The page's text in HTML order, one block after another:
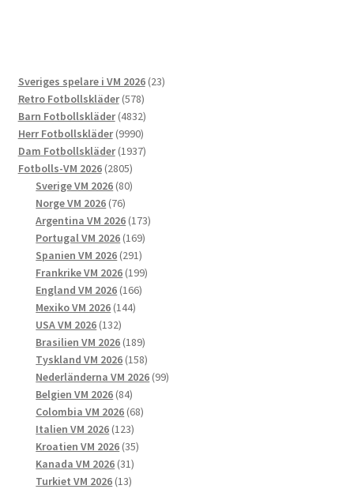
Sveriges spelare i VM 2026 2323
Retro Fotbollskläder 578578
produkter
Barn Fotbollskläder 48324832
produkter
Herr Fotbollskläder 99909990
produkter
Dam Fotbollskläder 19371937
Fotbolls-VM 2026 28052805
produkter
Sverige VM 2026 8080
Norge VM 2026 7676
produkter
Argentina VM 2026 173173
Portugal VM 2026 169169
Spanien VM 2026 291291
produkter
Frankrike VM 2026 199199
England VM 2026 166166
Mexiko VM 2026 144144
USA VM 2026 132132
produkter
Brasilien VM 2026 189189
produkter
Tyskland VM 2026 158158
produkter
Nederländerna VM 2026 9999
Belgien VM 2026 8484
produkter
Colombia VM 2026 6868
Italien VM 2026 123123
produkter
Kroatien VM 2026 3535
Kanada VM 2026 3131
produkter
Turkiet VM 2026 1313